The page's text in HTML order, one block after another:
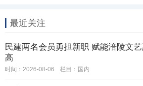
最近关注
民建两名会员勇担新职 赋能涪陵文
高
时间：2026-08-06 栏目： 国内